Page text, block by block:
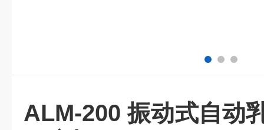
ALM-200 振动式自动